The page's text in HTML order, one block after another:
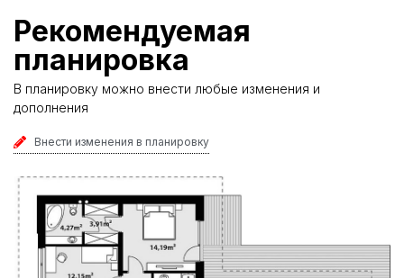
Рекомендуемая
планировка
В планировку можно внести любые изменения и
дополнения
Внести изменения в планировку